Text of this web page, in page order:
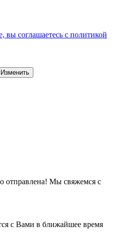
вы соглашаетесь с политикой
Изменить
отправлена! Мы свяжемся с
с Вами в ближайшее время